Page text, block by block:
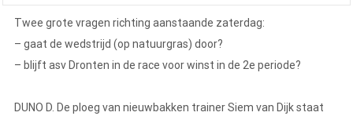
Twee grote vragen richting aanstaande zaterdag:
– gaat de wedstrijd (op natuurgras) door?
– blijft asv Dronten in de race voor winst in de 2e periode?
DUNO D. De ploeg van nieuwbakken trainer Siem van Dijk staat